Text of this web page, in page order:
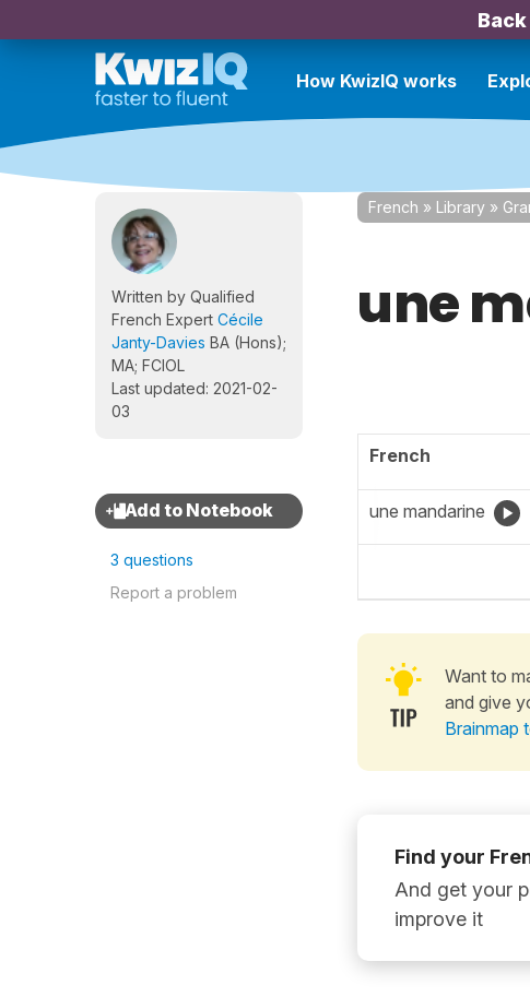
How KwizIQ works
Written by Qualified
French Expert Cécile
Janty-Davies BA (Hons);
MA; FCIOL
Last updated: 2021-02-
03
3 questions
Report a problem
French » Library »
une
French
une mandarine
Want to
and give
Brainmap
Find your
And get your
improve it